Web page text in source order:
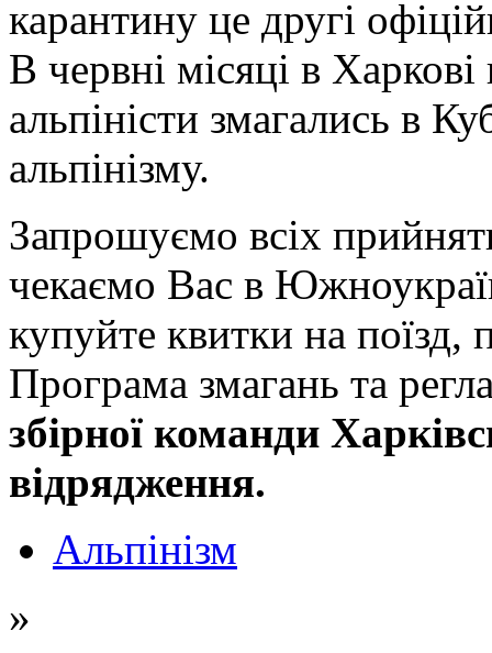
карантину це другі
В червні місяці в
альпіністи змагались в
альпінізму.
Запрошуємо всіх
чекаємо Вас в
купуйте квитки на поїзд,
Програма змагань та
збірної команди
відрядження.
Альпінізм
»